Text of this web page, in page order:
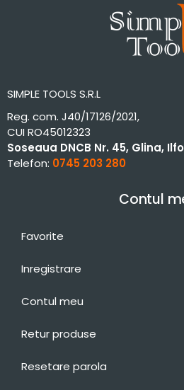
SIMPLE TOOLS S.R.L
Reg. com. J40/17126/2021,
CUI RO45012323
Soseaua DNCB Nr. 45, Glina,
Telefon: 0745 203 280
Contul
Favorite
Inregistrare
Contul meu
Retur produse
Resetare parola